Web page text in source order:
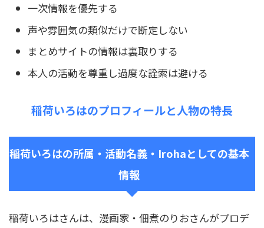
一次情報を優先する
声や雰囲気の類似だけで断定しない
まとめサイトの情報は裏取りする
本人の活動を尊重し過度な詮索は避ける
稲荷いろはのプロフィールと人物の特長
稲荷いろはの所属・活動名義・Irohaとしての基本
情報
稲荷いろはさんは、漫画家・佃煮のりおさんがプロデ